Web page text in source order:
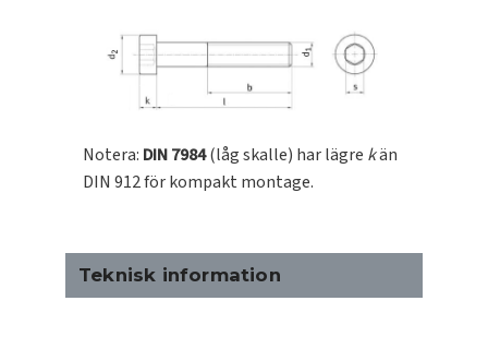
Notera: DIN 7984(låg skalle) har lägre kän
DIN 912 för kompakt montage.
Teknisk information